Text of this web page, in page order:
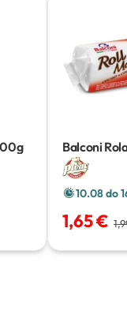
Balconi
300g
10.08 do
1,65 €